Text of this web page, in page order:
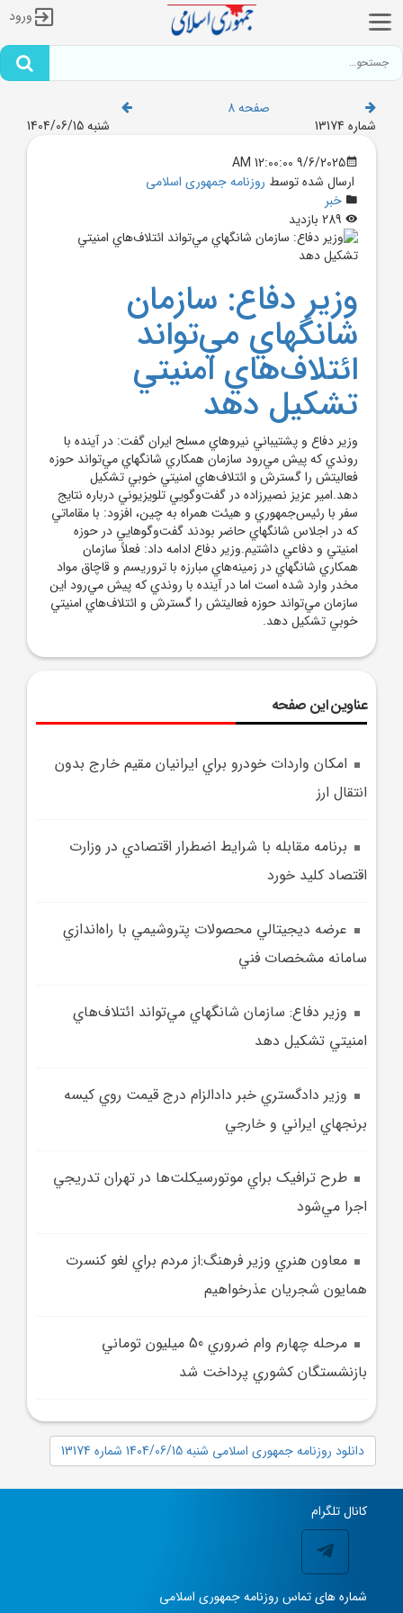
ورود
صفحه 8
شماره 13174
شنبه 1404/06/15
9/6/2025 12:00:00 AM
ارسال شده توسط روزنامه جمهوری اسلامی
خبر
وزير دفاع: سازمان
شانگهاي مي‌تواند
ائتلاف‌هاي امنيتي
تشکيل دهد
وزير دفاع و پشتيباني نيروهاي مسلح ايران گفت: در آينده با
روندي که پيش مي‌رود سازمان همکاري شانگهاي مي‌تواند حوزه
فعاليتش را گسترش و ائتلاف‌هاي امنيتي خوبي تشکيل
دهد.امير عزيز نصيرزاده در گفت‌وگويي تلويزيوني درباره نتايج
سفر با رئيس‌جمهوري و هيئت همراه به چين، افزود: با مقاماتي
که در اجلاس شانگهاي حاضر بودند گفت‌وگوهايي در حوزه
امنيتي و دفاعي داشتيم.وزير دفاع ادامه داد: فعلاً سازمان
همکاري شانگهاي در زمينه‌هاي مبارزه با تروريسم و قاچاق مواد
مخدر وارد شده است اما در آينده با روندي که پيش مي‌رود اين
سازمان مي‌تواند حوزه فعاليتش را گسترش و ائتلاف‌هاي امنيتي
خوبي تشکيل دهد.
عناوین این صفحه
امکان واردات خودرو براي ايرانيان مقيم خارج بدون
انتقال ارز
برنامه مقابله با شرايط اضطرار اقتصادي در وزارت
اقتصاد کليد خورد
عرضه ديجيتالي محصولات پتروشيمي با راه‌اندازي
سامانه مشخصات فني
وزير دفاع: سازمان شانگهاي مي‌تواند ائتلاف‌هاي
امنيتي تشکيل دهد
وزير دادگستري خبر دادالزام درج قيمت روي کيسه
برنجهاي ايراني و خارجي
طرح ترافيک براي موتورسيکلت‌ها در تهران تدريجي
اجرا مي‌شود
معاون هنري وزير فرهنگ:از مردم براي لغو کنسرت
همايون شجريان عذرخواهيم
مرحله چهارم وام ضروري 50 ميليون توماني
بازنشستگان کشوري پرداخت شد
دانلود روزنامه جمهوری اسلامی شنبه 1404/06/15 شماره 13174
کانال تلگرام
شماره های تماس روزنامه جمهوری اسلامی